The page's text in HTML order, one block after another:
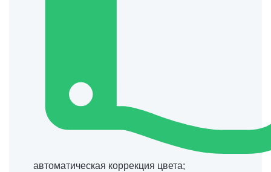
автоматическая коррекция цвета;